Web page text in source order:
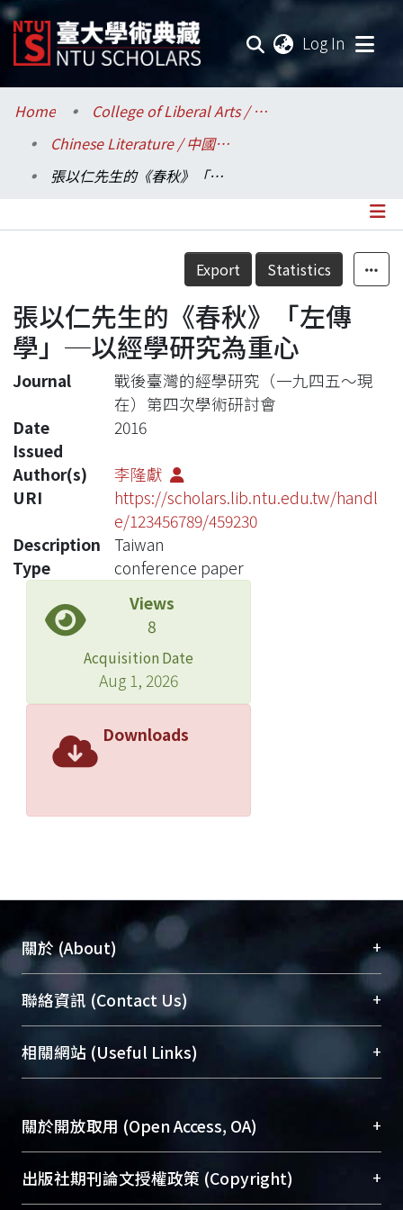
Log In
Communities & Collections
Research Outputs
Statistics
Home
College of Liberal Arts / 文學院
Chinese Literature / 中國文學系
張以仁先生的《春秋》「左傳學」─以經學研究為重心
Details
Export Statistics
張以仁先生的《春秋》「左傳
學」─以經學研究為重心
Journal
戰後臺灣的經學研究（一九四五～現
在）第四次學術研討會
Date
Issued
2016
Author(s)
李隆獻
URI
https://scholars.lib.ntu.edu.tw/handl
e/123456789/459230
Description
Taiwan
Type
conference paper
Views
8
Acquisition Date
Aug 1, 2026
Downloads
關於 (About) +
臺大位居世界頂尖大學之列，為永久珍藏及向國際
展現本校豐碩的研究成果及學術能量，圖書館整合
機構典藏（NTUR）與學術庫（AH）不同功能平
台，成為臺大學術典藏NTU scholars。期能整合研
究能量、促進交流合作、保存學術產出、推廣研究
成果。
To permanently archive and promote researcher
profiles and scholarly works, Library integrates the
services of “NTU Repository” with “Academic
聯絡資訊 (Contact Us) +
總館學科館員(Main Library)
醫學圖書館學科館員(Medical Library)
(Social
Sciences Library)
相關網站 (Useful Links) +
關於開放取用 (Open Access, OA) +
開放取用是從使用者角度提升資訊取用性的社會運
動，應用在學術研究上是透過將研究著作公開供使
出版社期刊論文授權政策 (Copyright) +